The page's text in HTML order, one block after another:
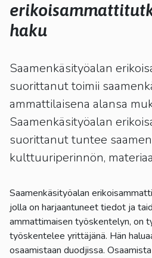
ja
pyyhkäisyliikkeitä.
haku
Saamenkäsityöalan
suorittanut toimii
ammattilaisena alansa
Saamenkäsityöalan
suorittanut tuntee
kulttuuriperinnön,
Saamenkäsityöalan
jolla on harjaantuneet tiedot ja
ammattimaisen työskentelyn, on
työskentelee yrittäjänä. Hän
osaamistaan duodjissa.